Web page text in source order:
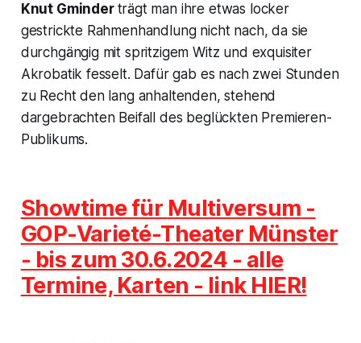
Knut Gminder trägt man ihre etwas locker
gestrickte Rahmenhandlung nicht nach, da sie
durchgängig mit spritzigem Witz und exquisiter
Akrobatik fesselt. Dafür gab es nach zwei Stunden
zu Recht den lang anhaltenden, stehend
dargebrachten Beifall des beglückten Premieren-
Publikums.
Showtime für Multiversum -
GOP-Varieté-Theater Münster
- bis zum 30.6.2024 - alle
Termine, Karten - link HIER!